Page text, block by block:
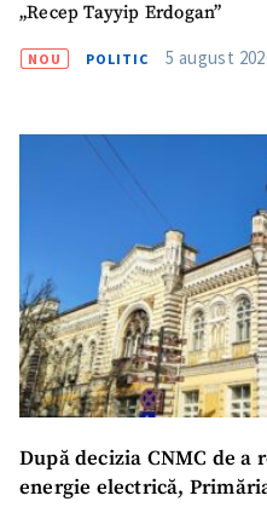
„Recep Tayyip Erdogan”
NOU POLITIC 5 august
După decizia CNMC de a
energie electrică,
CITEȘTE